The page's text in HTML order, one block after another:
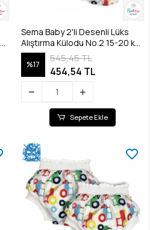
Sema Baby 2'li Desenli Lüks
Alıştırma Külodu No.2 15-20 kg
- Cars
%17
545,45 TL
454,54 TL
Sepete Ekle